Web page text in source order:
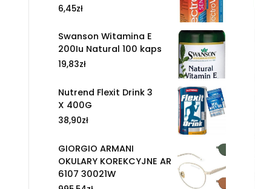
6,45zł
Swanson Witamina E
200Iu Natural 100 kaps
19,83zł
Nutrend Flexit Drink 3
X 400G
38,90zł
GIORGIO ARMANI
OKULARY KOREKCYJNE AR
6107 30021W